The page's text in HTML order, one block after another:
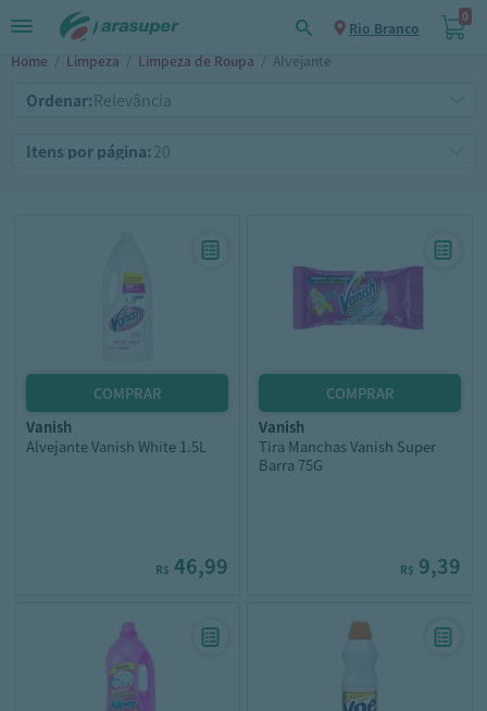
Rio Branco
0
Home / Limpeza / Limpeza de Roupa / Alvejante
Ordenar:
Itens por página:
vanish
Alvejante Vanish White 1.5L
R$ 46,99
vanish
Tira Manchas Vanish Super
Barra 75G
R$ 9,39